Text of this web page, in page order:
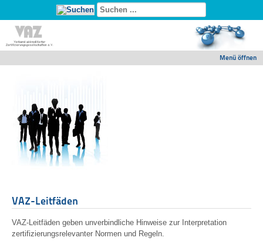
Menü öffnen
VAZ-Leitfäden
VAZ-Leitfäden geben unverbindliche Hinweise zur Interpretation
zertifizierungsrelevanter Normen und Regeln.